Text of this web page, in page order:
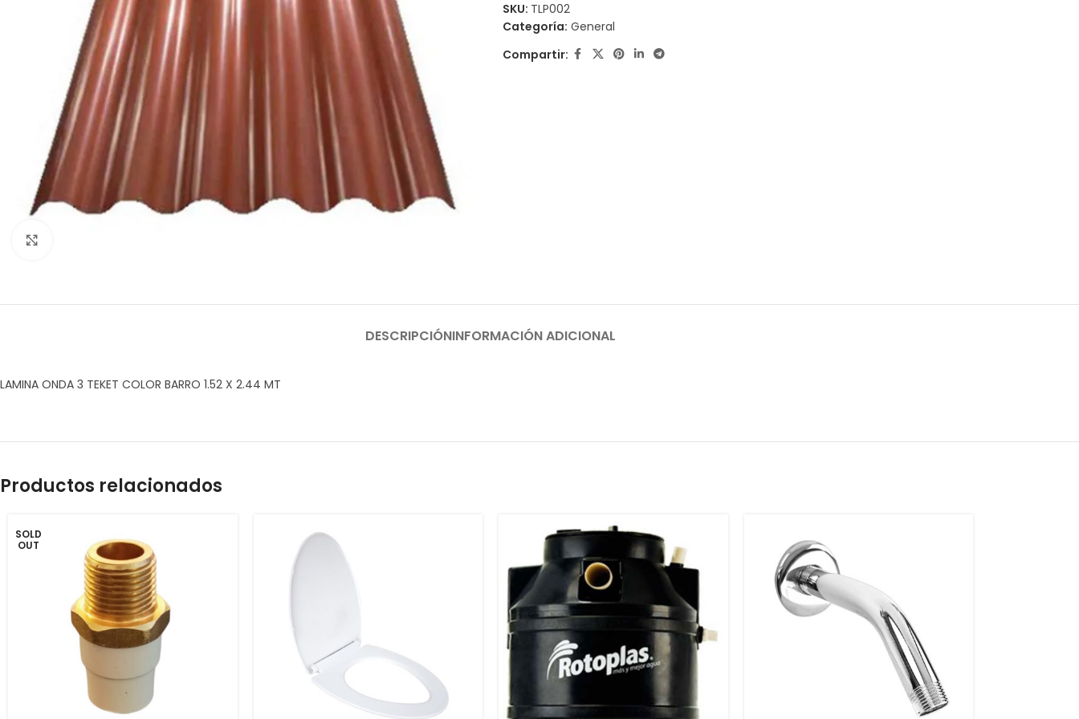
SKU: TLP002
Categoría: General
Compartir:
DESCRIPCIÓNINFORMACIÓN ADICIONAL
LAMINA ONDA 3 TEKET COLOR BARRO 1.52 X 2.44 MT
Productos relacionados
SOLD
OUT